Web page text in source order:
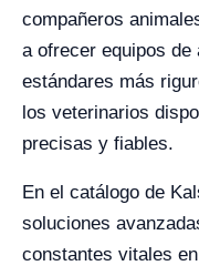
compañeros
a ofrecer equipos de
estándares más
los veterinarios
precisas y fiables.
En el catálogo de
soluciones
constantes vitales